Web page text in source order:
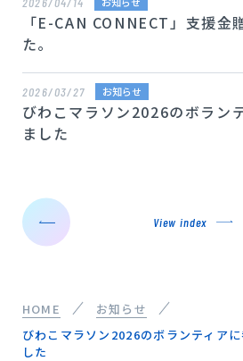
「E-CAN CONNECT」支援金
た。
2026/03/27 お知らせ
びわこマラソン2026のボラン
ました
View index
HOME
お知らせ
びわこマラソン2026のボランティア
した